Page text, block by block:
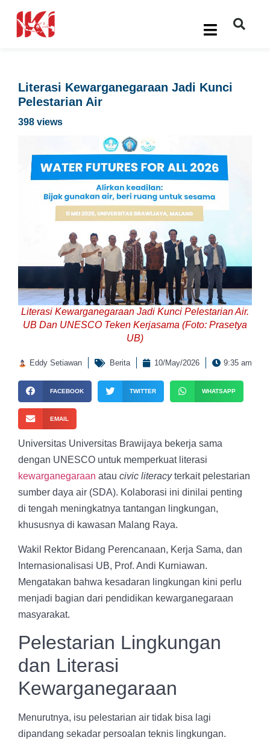
Literasi Kewarganegaraan Jadi Kunci
Pelestarian Air
398 views
Literasi Kewarganegaraan Jadi Kunci Pelestarian Air.
UB Dan UNESCO Teken Kerjasama (Foto: Prasetya
UB)
Eddy Setiawan Berita 10/May/2026 9:35 am
FACEBOOK TWITTER WHATSAPP
EMAIL
Universitas Universitas Brawijaya bekerja sama
dengan UNESCO untuk memperkuat literasi
kewarganegaraan atau civic literacyterkait pelestarian
sumber daya air (SDA). Kolaborasi ini dinilai penting
di tengah meningkatnya tantangan lingkungan,
khususnya di kawasan Malang Raya.
Wakil Rektor Bidang Perencanaan, Kerja Sama, dan
Internasionalisasi UB, Prof. Andi Kurniawan.
Mengatakan bahwa kesadaran lingkungan kini perlu
menjadi bagian dari pendidikan kewarganegaraan
masyarakat.
Pelestarian Lingkungan
dan Literasi
Kewarganegaraan
Menurutnya, isu pelestarian air tidak bisa lagi
dipandang sekadar persoalan teknis lingkungan.